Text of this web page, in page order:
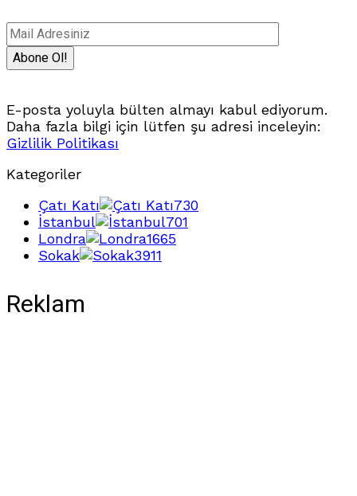
E-posta yoluyla bülten almayı kabul ediyorum.
Daha fazla bilgi için lütfen şu adresi inceleyin:
Gizlilik Politikası
Kategoriler
Çatı Katı
730
İstanbul
701
Londra
1665
Sokak
3911
Reklam